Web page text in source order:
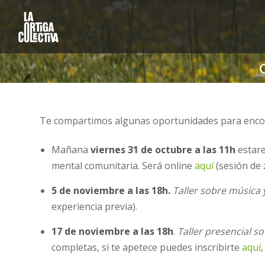
Te compartimos algunas oportunidades para
Mañana viernes 31 de octubre a las 11h
mental comunitaria. Será online aquí(sesión de
5 de noviembre a las 18h. Taller sobre música
experiencia previa).
17 de noviembre a las 18h. Taller presencial
completas, si te apetece puedes inscribirte aquí